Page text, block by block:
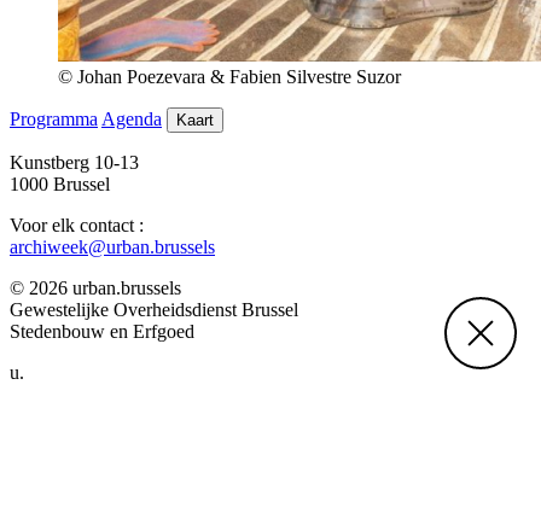
© Johan Poezevara & Fabien Silvestre Suzor
Programma Agenda Kaart
Kunstberg 10-13
1000 Brussel
Voor elk contact :
archiweek@urban.brussels
© 2026 urban.brussels
Gewestelijke Overheidsdienst Brussel
Stedenbouw en Erfgoed
u.